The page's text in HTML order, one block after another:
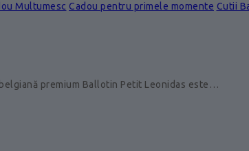
Multumesc Cadou pentru primele momente Cutii
premium Ballotin Petit Leonidas este…